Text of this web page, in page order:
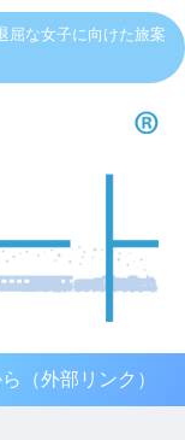
屈な女子に向けた旅案
（外部リンク）